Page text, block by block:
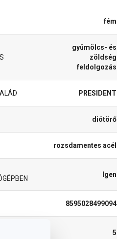
fém
gyümölcs- és
zöldség
feldolgozás
PRESIDENT
diótörő
rozsdamentes acél
Igen
8595028499094
5